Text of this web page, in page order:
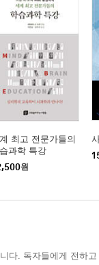
최고 전문가들의
과학 특강
원
다. 독자들에게 전하